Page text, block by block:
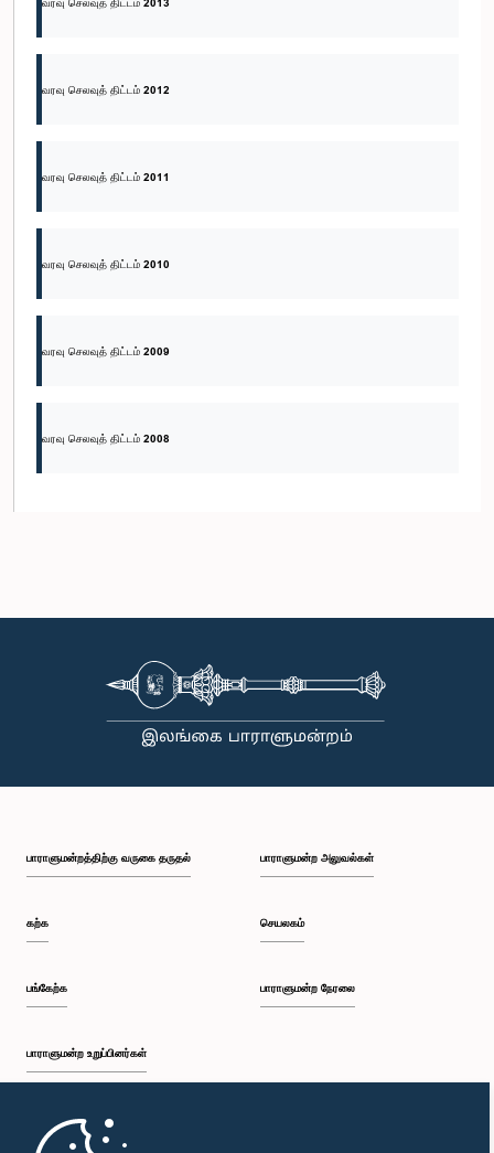
வரவு செலவுத் திட்டம் 2012
வரவு செலவுத் திட்டம் 2011
வரவு செலவுத் திட்டம் 2010
வரவு செலவுத் திட்டம் 2009
வரவு செலவுத் திட்டம் 2008
பாராளுமன்றத்திற்கு வருகை தருதல்
கற்க
பங்கேற்க
பாராளுமன்ற உறுப்பினர்கள்
முதற்பக்கம்
பாராளுமன்ற அலுவல்கள்
செயலகம்
பாராளுமன்ற நேரலை